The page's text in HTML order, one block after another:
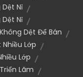
Dệt Nỉ
Dệt Nỉ
Dệt Để Bán
Lớp
Lớp
Triển Lãm